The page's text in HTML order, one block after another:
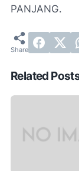
PANJANG.
Related